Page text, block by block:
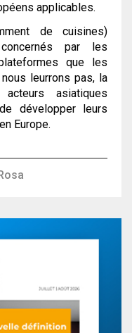
applicables.
de cuisines)
par les
que les
leurrons pas, la
asiatiques
développer leurs
Europe.